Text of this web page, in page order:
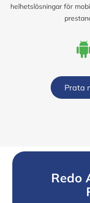
helhetslösningar för
Prata
Redo